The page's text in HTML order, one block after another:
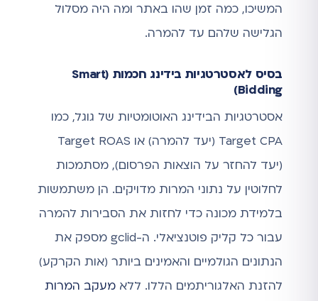
המשיכו, כמה זמן שהו באתר ומה היה מסלול
הגלישה שלהם עד להמרה.
בסיס לאסטרטגיות בידינג חכמות (Smart
Bidding)
אסטרטגיות הבידינג האוטומטיות של גוגל, כמו
Target CPA (יעד להמרה) או Target ROAS
(יעד להחזר על הוצאות הפרסום), מסתמכות
לחלוטין על נתוני המרות מדויקים. הן משתמשות
בלמידת מכונה כדי לחזות את הסבירות להמרה
עבור כל קליק פוטנציאלי. ה-gclid מספק את
הנתונים הגולמיים והאמינים ביותר (אות הקרקע)
להזנת האלגוריתמים הללו. ללא מעקב המרות